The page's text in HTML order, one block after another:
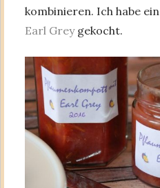
kombinieren. Ich habe ein
Earl Greygekocht.